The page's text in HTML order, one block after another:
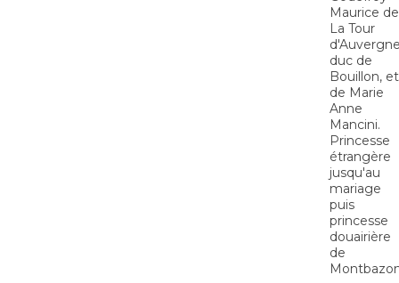
Maurice de
La Tour
duc de
Bouillon, et
de Marie
Anne
Mancini.
Princesse
étrangère
jusqu'au
mariage
puis
princesse
douairière
de